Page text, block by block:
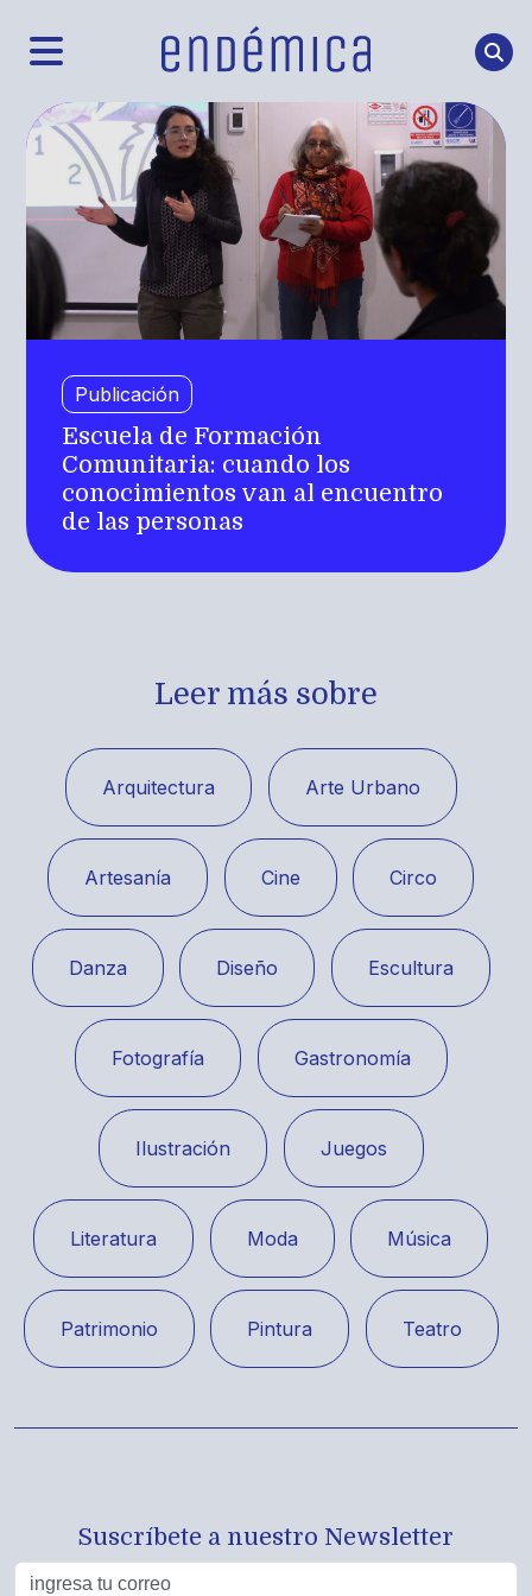
Publicación
Escuela de Formación
Comunitaria: cuando los
conocimientos van al encuentro
de las personas
Leer más sobre
Arquitectura Arte Urbano
Artesanía Cine Circo
Danza Diseño Escultura
Fotografía Gastronomía
Ilustración Juegos
Literatura Moda Música
Patrimonio Pintura Teatro
Suscríbete a nuestro Newsletter